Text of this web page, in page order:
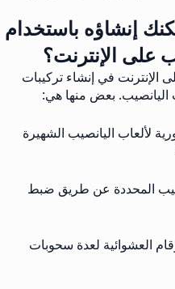
إنشاؤه باستخدام
على الإنترنت؟
الإنترنت في إنشاء تركيبات
اليانصيب. بعض منها هي:
لألعاب اليانصيب الشهيرة
المحددة عن طريق ضبط
العشوائية لعدة سحوبات